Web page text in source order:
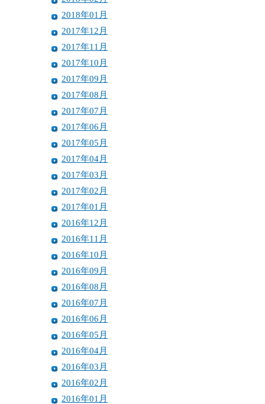
2018年01月
2017年12月
2017年11月
2017年10月
2017年09月
2017年08月
2017年07月
2017年06月
2017年05月
2017年04月
2017年03月
2017年02月
2017年01月
2016年12月
2016年11月
2016年10月
2016年09月
2016年08月
2016年07月
2016年06月
2016年05月
2016年04月
2016年03月
2016年02月
2016年01月